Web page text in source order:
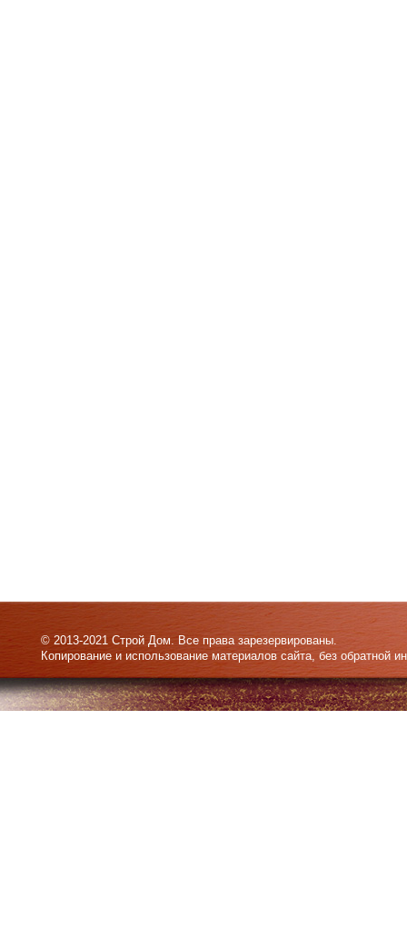
© 2013-2021 Строй Дом. Все права зарезервированы.
Копирование и использование материалов сайта, без обратной